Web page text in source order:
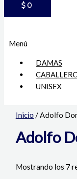
$ 0
Menú
DAMAS
UNISEX
Inicio / Adolfo
Adolfo
Mostrando los 7